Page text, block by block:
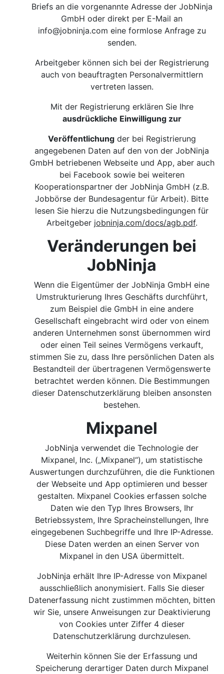
Briefs an die vorgenannte Adresse der JobNinja
GmbH oder direkt per E-Mail an
info@jobninja.com eine formlose Anfrage zu
senden.
Arbeitgeber können sich bei der Registrierung
auch von beauftragten Personalvermittlern
vertreten lassen.
Mit der Registrierung erklären Sie Ihre
ausdrückliche Einwilligung zur
Veröffentlichung der bei Registrierung
angegebenen Daten auf den von der JobNinja
GmbH betriebenen Webseite und App, aber auch
bei Facebook sowie bei weiteren
Kooperationspartner der JobNinja GmbH (z.B.
Jobbörse der Bundesagentur für Arbeit). Bitte
lesen Sie hierzu die Nutzungsbedingungen für
Arbeitgeber jobninja.com/docs/agb.pdf.
Veränderungen bei
JobNinja
Wenn die Eigentümer der JobNinja GmbH eine
Umstrukturierung Ihres Geschäfts durchführt,
zum Beispiel die GmbH in eine andere
Gesellschaft eingebracht wird oder von einem
anderen Unternehmen sonst übernommen wird
oder einen Teil seines Vermögens verkauft,
stimmen Sie zu, dass Ihre persönlichen Daten als
Bestandteil der übertragenen Vermögenswerte
betrachtet werden können. Die Bestimmungen
dieser Datenschutzerklärung bleiben ansonsten
bestehen.
Mixpanel
JobNinja verwendet die Technologie der
Mixpanel, Inc. („Mixpanel“), um statistische
Auswertungen durchzuführen, die die Funktionen
der Webseite und App optimieren und besser
gestalten. Mixpanel Cookies erfassen solche
Daten wie den Typ Ihres Browsers, Ihr
Betriebssystem, Ihre Spracheinstellungen, Ihre
eingegebenen Suchbegriffe und Ihre IP-Adresse.
Diese Daten werden an einen Server von
Mixpanel in den USA übermittelt.
JobNinja erhält Ihre IP-Adresse von Mixpanel
ausschließlich anonymisiert. Falls Sie dieser
Datenerfassung nicht zustimmen möchten, bitten
wir Sie, unsere Anweisungen zur Deaktivierung
von Cookies unter Ziffer 4 dieser
Datenschutzerklärung durchzulesen.
Weiterhin können Sie der Erfassung und
Speicherung derartiger Daten durch Mixpanel